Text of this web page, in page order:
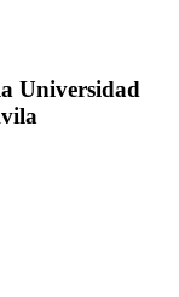
Universidad